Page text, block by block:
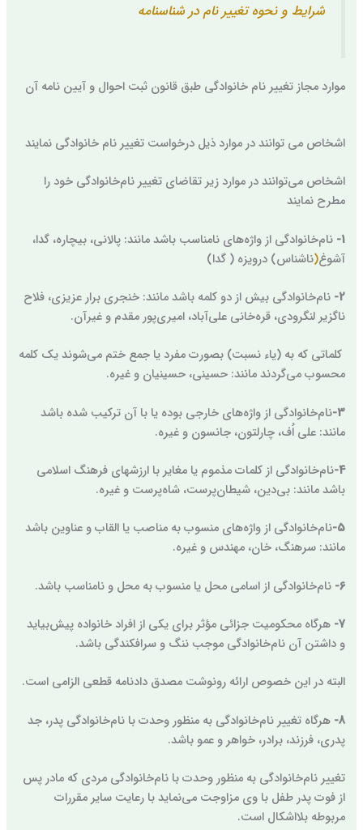
شرایط و نحوه تغییر نام در شناسنامه
موارد مجاز تغییر نام خانوادگی طبق قانون ثبت احوال و آیین نامه آن
اشخاص می توانند در موارد ذیل درخواست تغییر نام خانوادگی نمایند
اشخاص می‌توانند در موارد زیر تقاضای تغییر نام‌خانوادگی خود را
مطرح نمایند
1- نام‌خانوادگی از واژه‌های نامناسب باشد مانند: پالانی، بیچاره، گدا،
آشوغ(ناشناس) درویزه ( گدا)
2- نام‌خانوادگی بیش از دو کلمه باشد مانند: خنجری برار عزیزی، فلاح
ناگزیر لنگرودی، قره‌خانی علی‌آباد، امیری‌پور مقدم و غیرآن.
کلماتی که به (یاء نسبت) بصورت مفرد یا جمع ختم می‌شوند یک کلمه
محسوب می‌گردند مانند: حسینی، حسینیان و غیره.
3- نام‌خانوادگی از واژه‌های خارجی بوده یا با آن ترکیب شده باشد
مانند: علی اُف، چارلتون، جانسون و غیره.
4- نام‌خانوادگی از کلمات مذموم یا مغایر با ارزشهای فرهنگ اسلامی
باشد مانند: بی‌دین، شیطان‌پرست، شاه‌پرست و غیره.
5- نام‌خانوادگی از واژه‌های منسوب به مناصب یا القاب و عناوین باشد
مانند: سرهنگ، خان، مهندس و غیره.
6- نام‌خانوادگی از اسامی محل یا منسوب به محل و نامناسب باشد.
7- هرگاه محکومیت جزائی مؤثر برای یکی از افراد خانواده پیش‌بیاید
و داشتن آن نام‌خانوادگی موجب ننگ و سرافکندگی باشد.
البته در این خصوص ارائه رونوشت مصدق دادنامه قطعی الزامی است.
8- هرگاه تغییر نام‌خانوادگی به منظور وحدت با نام‌خانوادگی پدر، جد
پدری، ‌فرزند، برادر، خواهر و عمو باشد.
تغییر نام‌خانوادگی به منظور وحدت با نام‌خانوادگی مردی که مادر پس
از فوت پدر طفل با وی مزاوجت می‌نماید با رعایت سایر مقررات
مربوطه بلااشکال است.